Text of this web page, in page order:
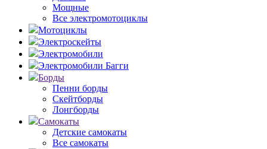
Мощные
Все электромотоциклы
Мотоциклы
Электроскейты
Электромобили
Электромобили Багги
Борды
Пенни борды
Скейтборды
Лонгборды
Самокаты
Детские самокаты
Все самокаты